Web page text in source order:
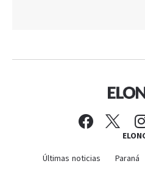
Últimas noticias Paraná